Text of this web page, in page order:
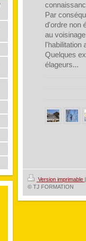
Par
d'ordre non
au
l'habilitation
Quelques
élageurs...
Version imprimable |
© TJ FORMATION